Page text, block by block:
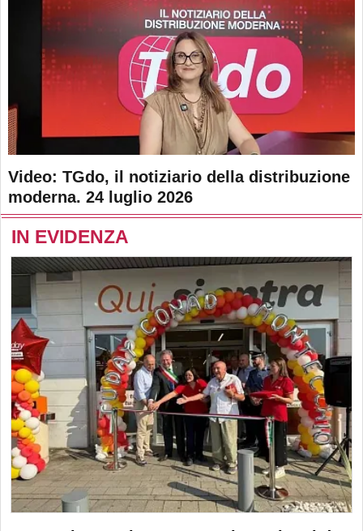
Video: TGdo, il notiziario della distribuzione
moderna. 24 luglio 2026
IN EVIDENZA